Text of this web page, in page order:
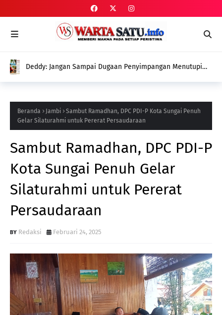
Deddy: Jangan Sampai Dugaan Penyimpangan Menutupi
Beranda Jambi
Sambut Ramadhan, DPC PDI-P Kota Sungai Penuh
Gelar Silaturahmi untuk Pererat Persaudaraan
Sambut Ramadhan, DPC PDI-P
Kota Sungai Penuh Gelar
Silaturahmi untuk Pererat
Persaudaraan
Redaksi Februari 24, 2025